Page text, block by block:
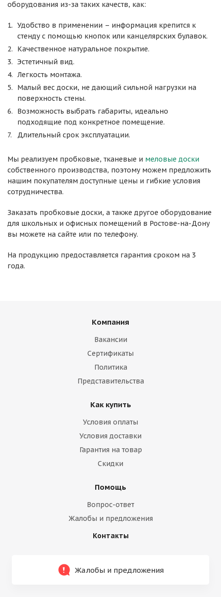
оборудования из-за таких качеств, как:
Удобство в применении – информация крепится к
стенду с помощью кнопок или канцелярских булавок.
Качественное натуральное покрытие.
Эстетичный вид.
Легкость монтажа.
Малый вес доски, не дающий сильной нагрузки на
поверхность стены.
Возможность выбрать габариты, идеально
подходящие под конкретное помещение.
Длительный срок эксплуатации.
Мы реализуем пробковые, тканевые и меловые доски
собственного производства, поэтому можем предложить
нашим покупателям доступные цены и гибкие условия
сотрудничества.
Заказать пробковые доски, а также другое оборудование
для школьных и офисных помещений в Ростове-на-Дону
вы можете на сайте или по телефону.
На продукцию предоставляется гарантия сроком на 3
года.
Компания
Вакансии
Сертификаты
Политика
Представительства
Как купить
Условия оплаты
Условия доставки
Гарантия на товар
Скидки
Помощь
Вопрос-ответ
Жалобы и предложения
Контакты
Жалобы и предложения